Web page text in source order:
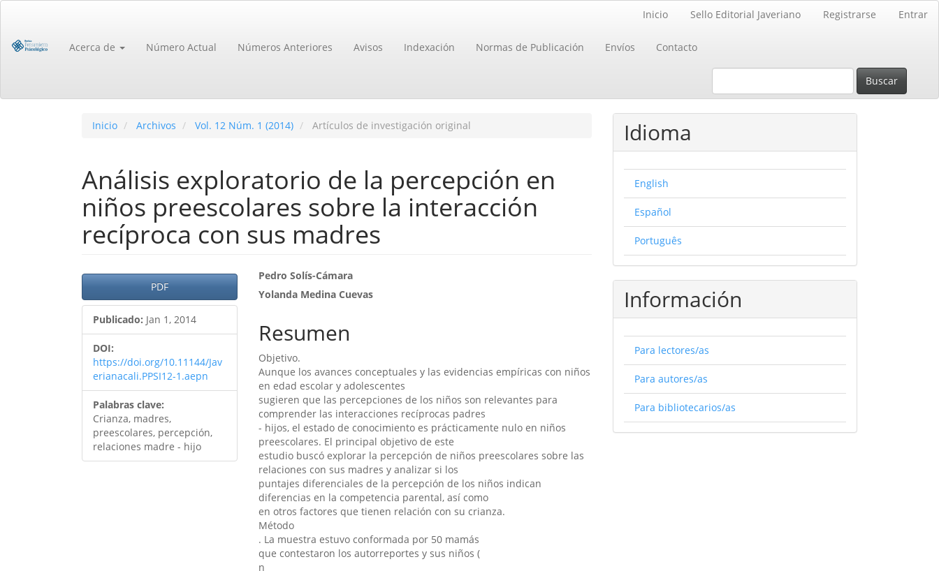
principal
Inicio Sello Editorial Javeriano Registrarse Entrar
Acerca de Número Actual Números Anteriores Avisos Indexación Normas de Publicación Envíos Contacto
Buscar
Inicio Archivos Vol. 12 Núm. 1 (2014) Artículos de investigación original
Análisis exploratorio de la percepción en
niños preescolares sobre la interacción
recíproca con sus madres
Barra
lateral
del
artículo
PDF
Publicado: Jan 1, 2014
DOI:
https://doi.org/10.11144/Jav
erianacali.PPSI12-1.aepn
Palabras clave:
Crianza, madres,
preescolares, percepción,
relaciones madre - hijo
Contenido
principal
del
artículo
Pedro Solís-Cámara
Yolanda Medina Cuevas
Resumen
Objetivo.
Aunque los avances conceptuales y las evidencias empíricas con niños
en edad escolar y adolescentes
sugieren que las percepciones de los niños son relevantes para
comprender las interacciones recíprocas padres
- hijos, el estado de conocimiento es prácticamente nulo en niños
preescolares. El principal objetivo de este
estudio buscó explorar la percepción de niños preescolares sobre las
relaciones con sus madres y analizar si los
puntajes diferenciales de la percepción de los niños indican
diferencias en la competencia parental, así como
en otros factores que tienen relación con su crianza.
Método
. La muestra estuvo conformada por 50 mamás
que contestaron los autorreportes y sus niños (
n
Idioma
English
Español
Português
Información
Para lectores/as
Para autores/as
Para bibliotecarios/as